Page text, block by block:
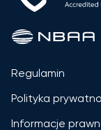
Regulamin
Polityka
Informacje